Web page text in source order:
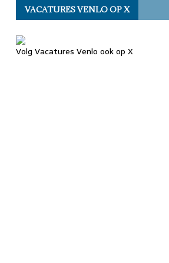
VACATURES VENLO OP X
Volg Vacatures Venlo ook op X